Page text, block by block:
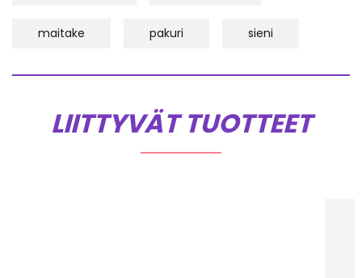
maitake pakuri sieni
LIITTYVÄT TUOTTEET